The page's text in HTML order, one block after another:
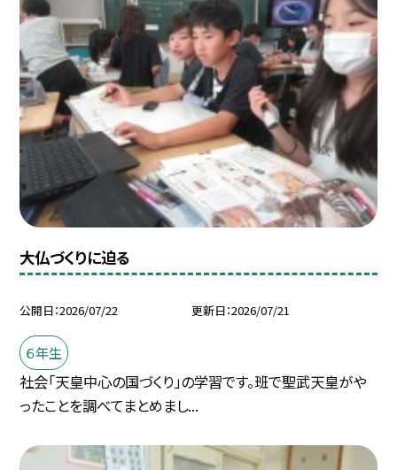
大仏づくりに迫る
公開日 2026/07/22 更新日 2026/07/21
６年生
社会「天皇中心の国づくり」の学習です。班で聖武天皇がや
ったことを調べてまとめまし...